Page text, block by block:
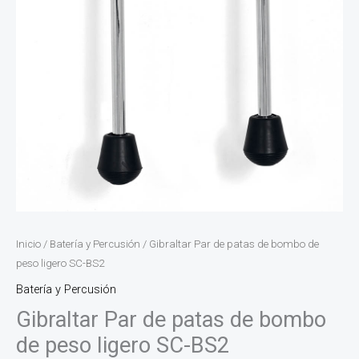
Inicio / Batería y Percusión / Gibraltar Par de patas de bombo de
peso ligero SC-BS2
Batería y Percusión
Gibraltar Par de patas de bombo
de peso ligero SC-BS2